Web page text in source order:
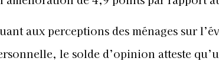
aux perceptions des ménages sur
le solde d’opinion atteste